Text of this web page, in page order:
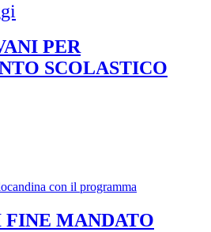
PER
SCOLASTICO
con il programma
MANDATO